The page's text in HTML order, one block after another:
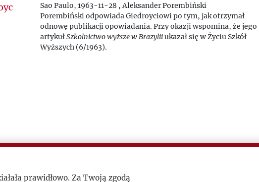
Sao Paulo, 1963-11-28 , Aleksander Porembiński
Porembiński odpowiada Giedroyciowi po tym, jak otrzymał
odnowę publikacji opowiadania. Przy okazji wspomina, że jego
artykułSzkolnictwo wyższe w Brazyliiukazał się w Życiu Szkół
Wyższych (6/1963).
prawidłowo. Za Twoją zgodą